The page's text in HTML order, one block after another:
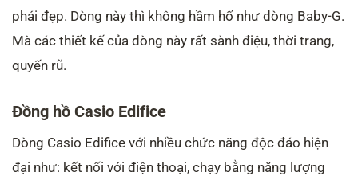
phái đẹp. Dòng này thì không hầm hố như dòng Baby-G.
Mà các thiết kế của dòng này rất sành điệu, thời trang,
quyến rũ.
Đồng hồ Casio Edifice
Dòng Casio Edifice với nhiều chức năng độc đáo hiện
đại như: kết nối với điện thoại, chạy bằng năng lượng